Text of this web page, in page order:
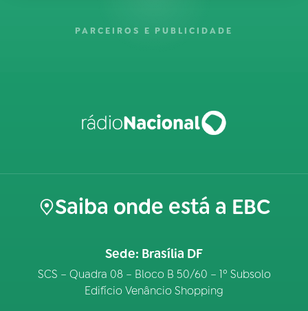
PARCEIROS E PUBLICIDADE
Saiba onde está a EBC
Sede: Brasília DF
SCS – Quadra 08 – Bloco B 50/60 – 1º Subsolo
Edifício Venâncio Shopping